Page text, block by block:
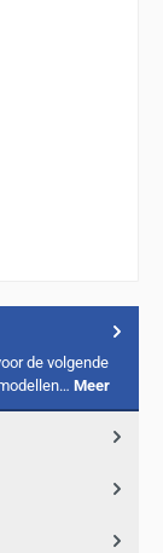
de volgende
Meer